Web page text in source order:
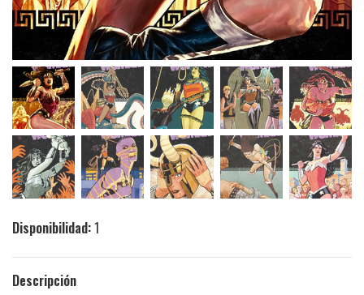
Disponibilidad:1
Descripción